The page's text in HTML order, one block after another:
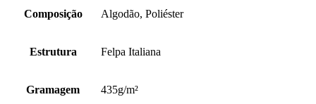
Composição Algodão, Poliéster
Estrutura Felpa Italiana
Gramagem 435g/m²